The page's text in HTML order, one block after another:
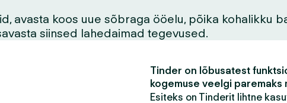
avasta koos uue sõbraga ööelu, põika kohalikku
siinsed lahedaimad tegevused.
Tinder on lõbusatest
kogemuse veelgi paremaks
Esiteks on Tinderit lihtne